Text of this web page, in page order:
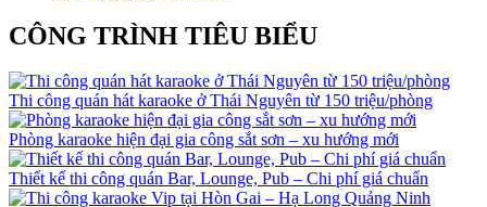
CÔNG TRÌNH TIÊU BIỂU
Thi công quán hát karaoke ở Thái Nguyên từ 150 triệu/phòng
Phòng karaoke hiện đại gia công sắt sơn – xu hướng mới
Thiết kế thi công quán Bar, Lounge, Pub – Chi phí giá chuẩn